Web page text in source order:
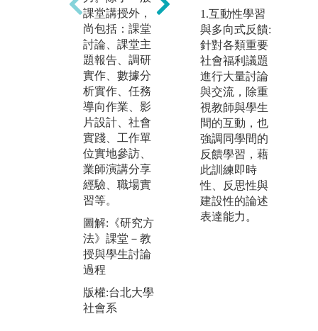
課堂講授外，
尚包括：課堂
討論、課堂主
題報告、調研
實作、數據分
析實作、任務
導向作業、影
片設計、社會
實踐、工作單
位實地參訪、
業師演講分享
經驗、職場實
習等。
圖解:《研究方
法》課堂－教
授與學生討論
過程
版權:台北大學
社會系
例，學生以自
身對社會現象
的關懷出發，
並透過親自進
行深度訪談、
設計、發放問
卷等方式完成
對三鶯地區的
議題研究。而
進階選修課
《研究設計》
教授更多元的
質化、量化研
究方法，學生
1.互動性學習
與多向式反饋:
針對各類重要
社會福利議題
進行大量討論
與交流，除重
視教師與學生
間的互動，也
強調同學間的
反饋學習，藉
此訓練即時
性、反思性與
建設性的論述
表達能力。